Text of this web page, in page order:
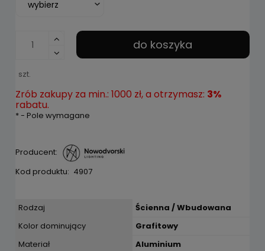
szt.
do koszyka
Zrób zakupy za min.: 1000 zł, a otrzymasz: 3%
rabatu.
*- Pole wymagane
Producent:
Kod produktu: 4907
Rodzaj
Ścienna / Wbudowana
Kolor dominujący
Grafitowy
Materiał
Aluminium